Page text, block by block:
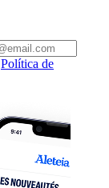
Política de